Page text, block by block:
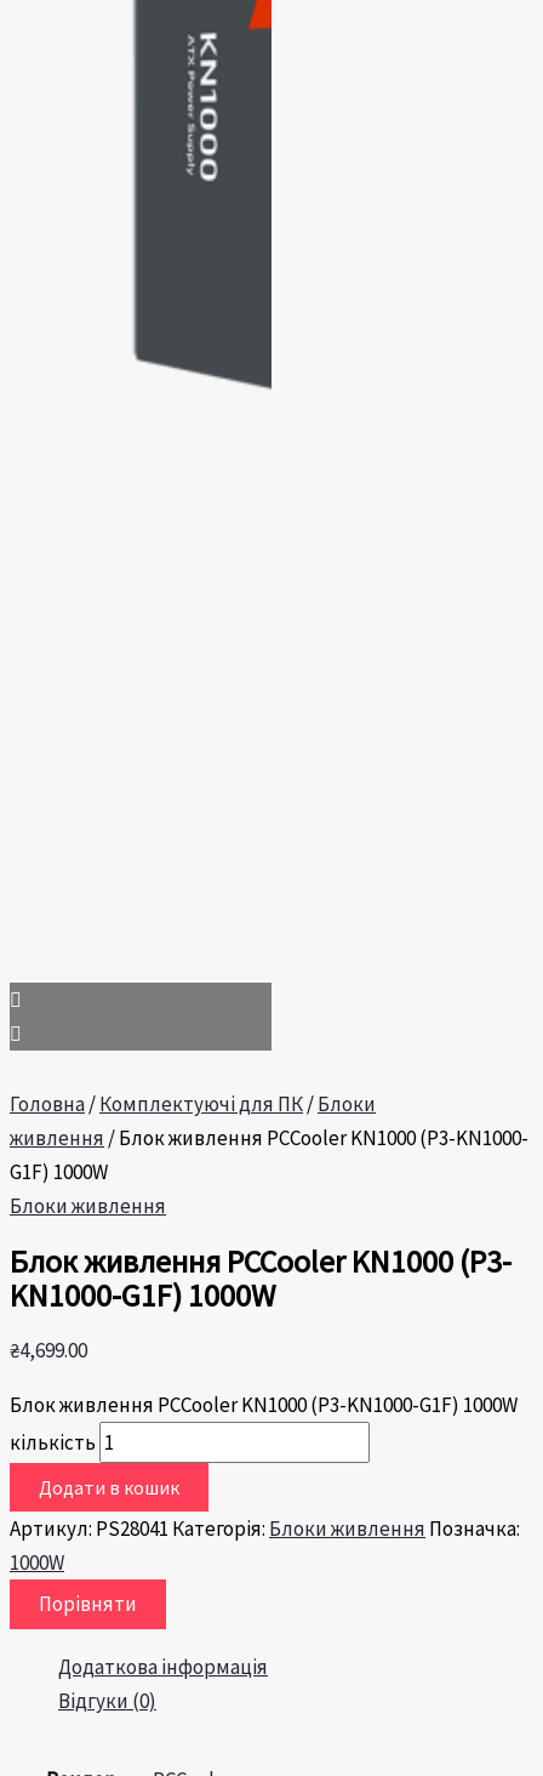
Головна/Комплектуючі для ПК/Блоки
живлення / Блок живлення PCCooler KN1000 (P3-KN1000-
G1F) 1000W
Блоки живлення
Блок живлення PCCooler KN1000 (P3-
KN1000-G1F) 1000W
₴4,699.00
Блок живлення PCCooler KN1000 (P3-KN1000-G1F) 1000W
кількість
Додати в кошик
Артикул: PS28041 Категорія: Блоки живлення Позначка:
1000W
Порівняти
Додаткова інформація
Відгуки (0)